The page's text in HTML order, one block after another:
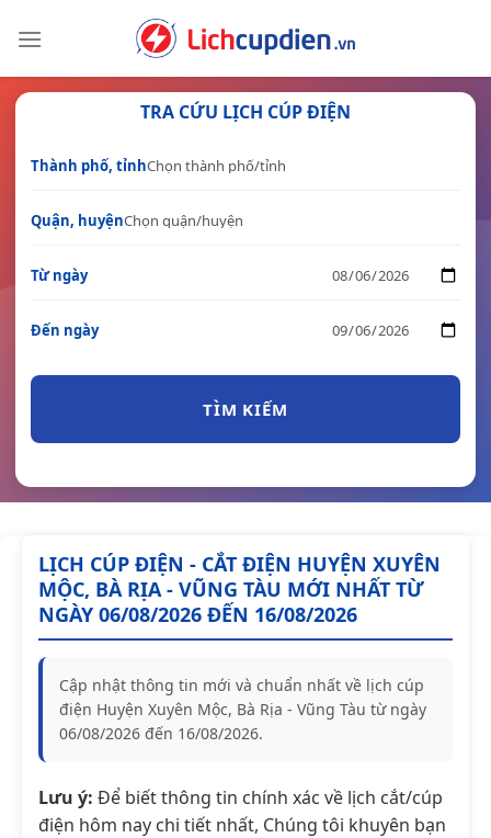
TRA CỨU LỊCH CÚP ĐIỆN
Thành phố, tỉnh
Quận, huyện
Từ ngày
Đến ngày
TÌM KIẾM
LỊCH CÚP ĐIỆN - CẮT ĐIỆN HUYỆN XUYÊN
MỘC, BÀ RỊA - VŨNG TÀU MỚI NHẤT TỪ
NGÀY 06/08/2026 ĐẾN 16/08/2026
Cập nhật thông tin mới và chuẩn nhất về lịch cúp
điện Huyện Xuyên Mộc, Bà Rịa - Vũng Tàu từ ngày
06/08/2026 đến 16/08/2026.
Lưu ý: Để biết thông tin chính xác về lịch cắt/cúp
điện hôm nay chi tiết nhất, Chúng tôi khuyên bạn